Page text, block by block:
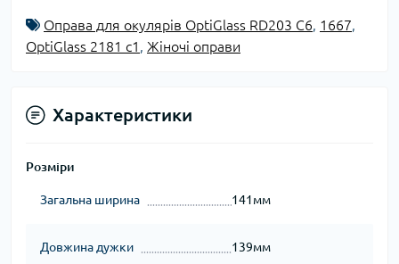
Оправа для окулярів OptiGlass RD203 C6, 1667,
OptiGlass 2181 c1 , Жіночі оправи
Характеристики
Розміри
Загальна ширина 141мм
Довжина дужки 139мм